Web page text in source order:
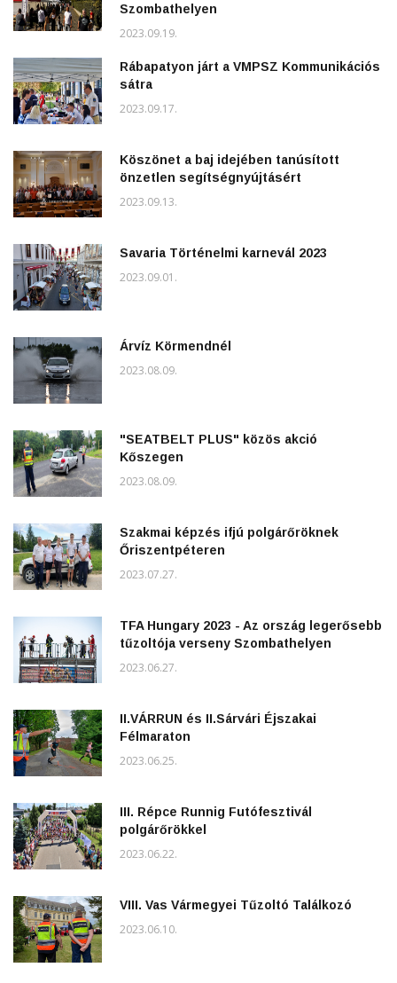
Szombathelyen
2023.09.19.
Rábapatyon járt a VMPSZ Kommunikációs
sátra
2023.09.17.
Köszönet a baj idejében tanúsított
önzetlen segítségnyújtásért
2023.09.13.
Savaria Történelmi karnevál 2023
2023.09.01.
Árvíz Körmendnél
2023.08.09.
"SEATBELT PLUS" közös akció
Kőszegen
2023.08.09.
Szakmai képzés ifjú polgárőröknek
Őriszentpéteren
2023.07.27.
TFA Hungary 2023 - Az ország legerősebb
tűzoltója verseny Szombathelyen
2023.06.27.
II.VÁRRUN és II.Sárvári Éjszakai
Félmaraton
2023.06.25.
III. Répce Runnig Futófesztivál
polgárőrökkel
2023.06.22.
VIII. Vas Vármegyei Tűzoltó Találkozó
2023.06.10.